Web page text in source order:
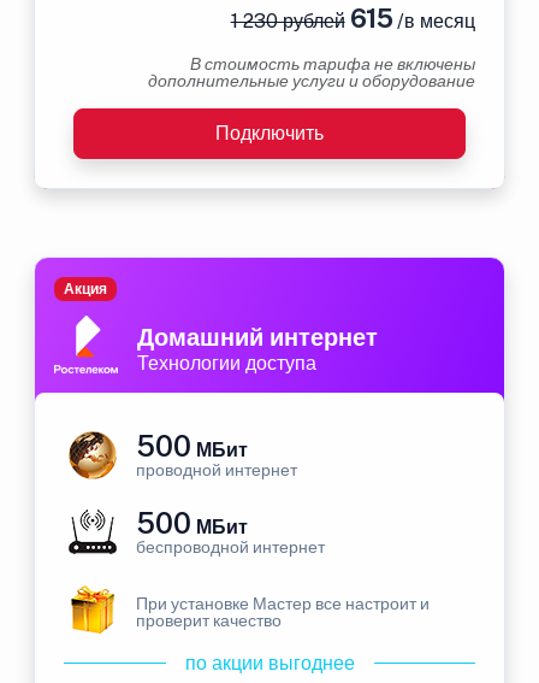
1 230 рублей615 /в месяц
В стоимость тарифа не включены
дополнительные услуги и оборудование
Подключить
Домашний интернет
Технологии доступа
Акция
500 МБит
проводной интернет
500 МБит
беспроводной интернет
При установке Мастер все настроит и
проверит качество
по акции выгоднее